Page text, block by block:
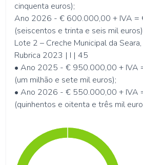
cinquenta euros);
Ano 2026 - € 600.000,00 + IVA =
(seiscentos e trinta e seis mil
Lote 2 – Creche Municipal da
Rubrica 2023 | I | 45
• Ano 2025 - € 950.000,00 + IVA
(um milhão e sete mil euros);
• Ano 2026 - € 550.000,00 + IVA
(quinhentos e oitenta e três mil